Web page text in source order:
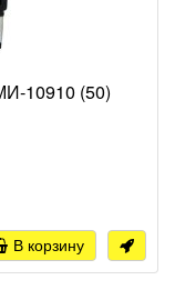
10910 (50)
В корзину